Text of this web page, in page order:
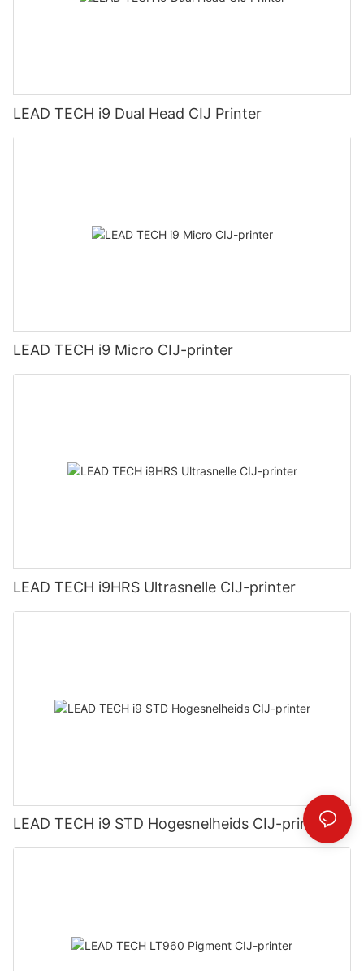
LEAD TECH i9 Dual Head CIJ Printer
LEAD TECH i9 Micro CIJ-printer
LEAD TECH i9HRS Ultrasnelle CIJ-printer
LEAD TECH i9 STD Hogesnelheids CIJ-printer